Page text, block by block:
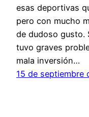
esas deportivas
pero con mucho
de dudoso gusto.
tuvo graves
mala inversión…
15 de septiembre